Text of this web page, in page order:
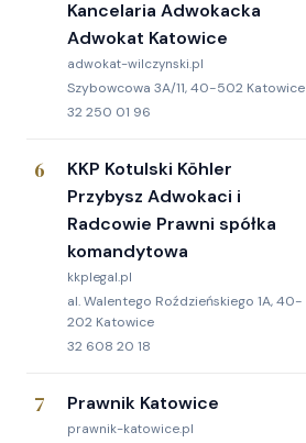
Kancelaria Adwokacka
Adwokat Katowice
adwokat-wilczynski.pl
Szybowcowa 3A/11, 40-502 Katowice
32 250 01 96
6
KKP Kotulski Köhler
Przybysz Adwokaci i
Radcowie Prawni spółka
komandytowa
kkplegal.pl
al. Walentego Roździeńskiego 1A, 40-
202 Katowice
32 608 20 18
7 Prawnik Katowice
prawnik-katowice.pl